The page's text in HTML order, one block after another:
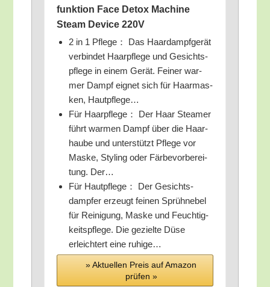
funk­ti­on Face Detox Machi­ne
Steam Device 220V
2 in 1 Pfle­ge： Das Haar­dampf­ge­rät
ver­bin­det Haar­pfle­ge und Gesichts­
pfle­ge in einem Gerät. Fei­ner war­
mer Dampf eig­net sich für Haar­mas­
ken, Hautpflege…
Für Haar­pfle­ge： Der Haar Steam­er
führt war­men Dampf über die Haar­
hau­be und unter­stützt Pfle­ge vor
Mas­ke, Sty­ling oder Fär­be­vor­be­rei­
tung. Der…
Für Haut­pfle­ge： Der Gesichts­
damp­fer erzeugt fei­nen Sprüh­ne­bel
für Rei­ni­gung, Mas­ke und Feuch­tig­
keits­pfle­ge. Die geziel­te Düse
erleich­tert eine ruhige…
» Aktu­el­len Preis auf Ama­zon
prü­fen »